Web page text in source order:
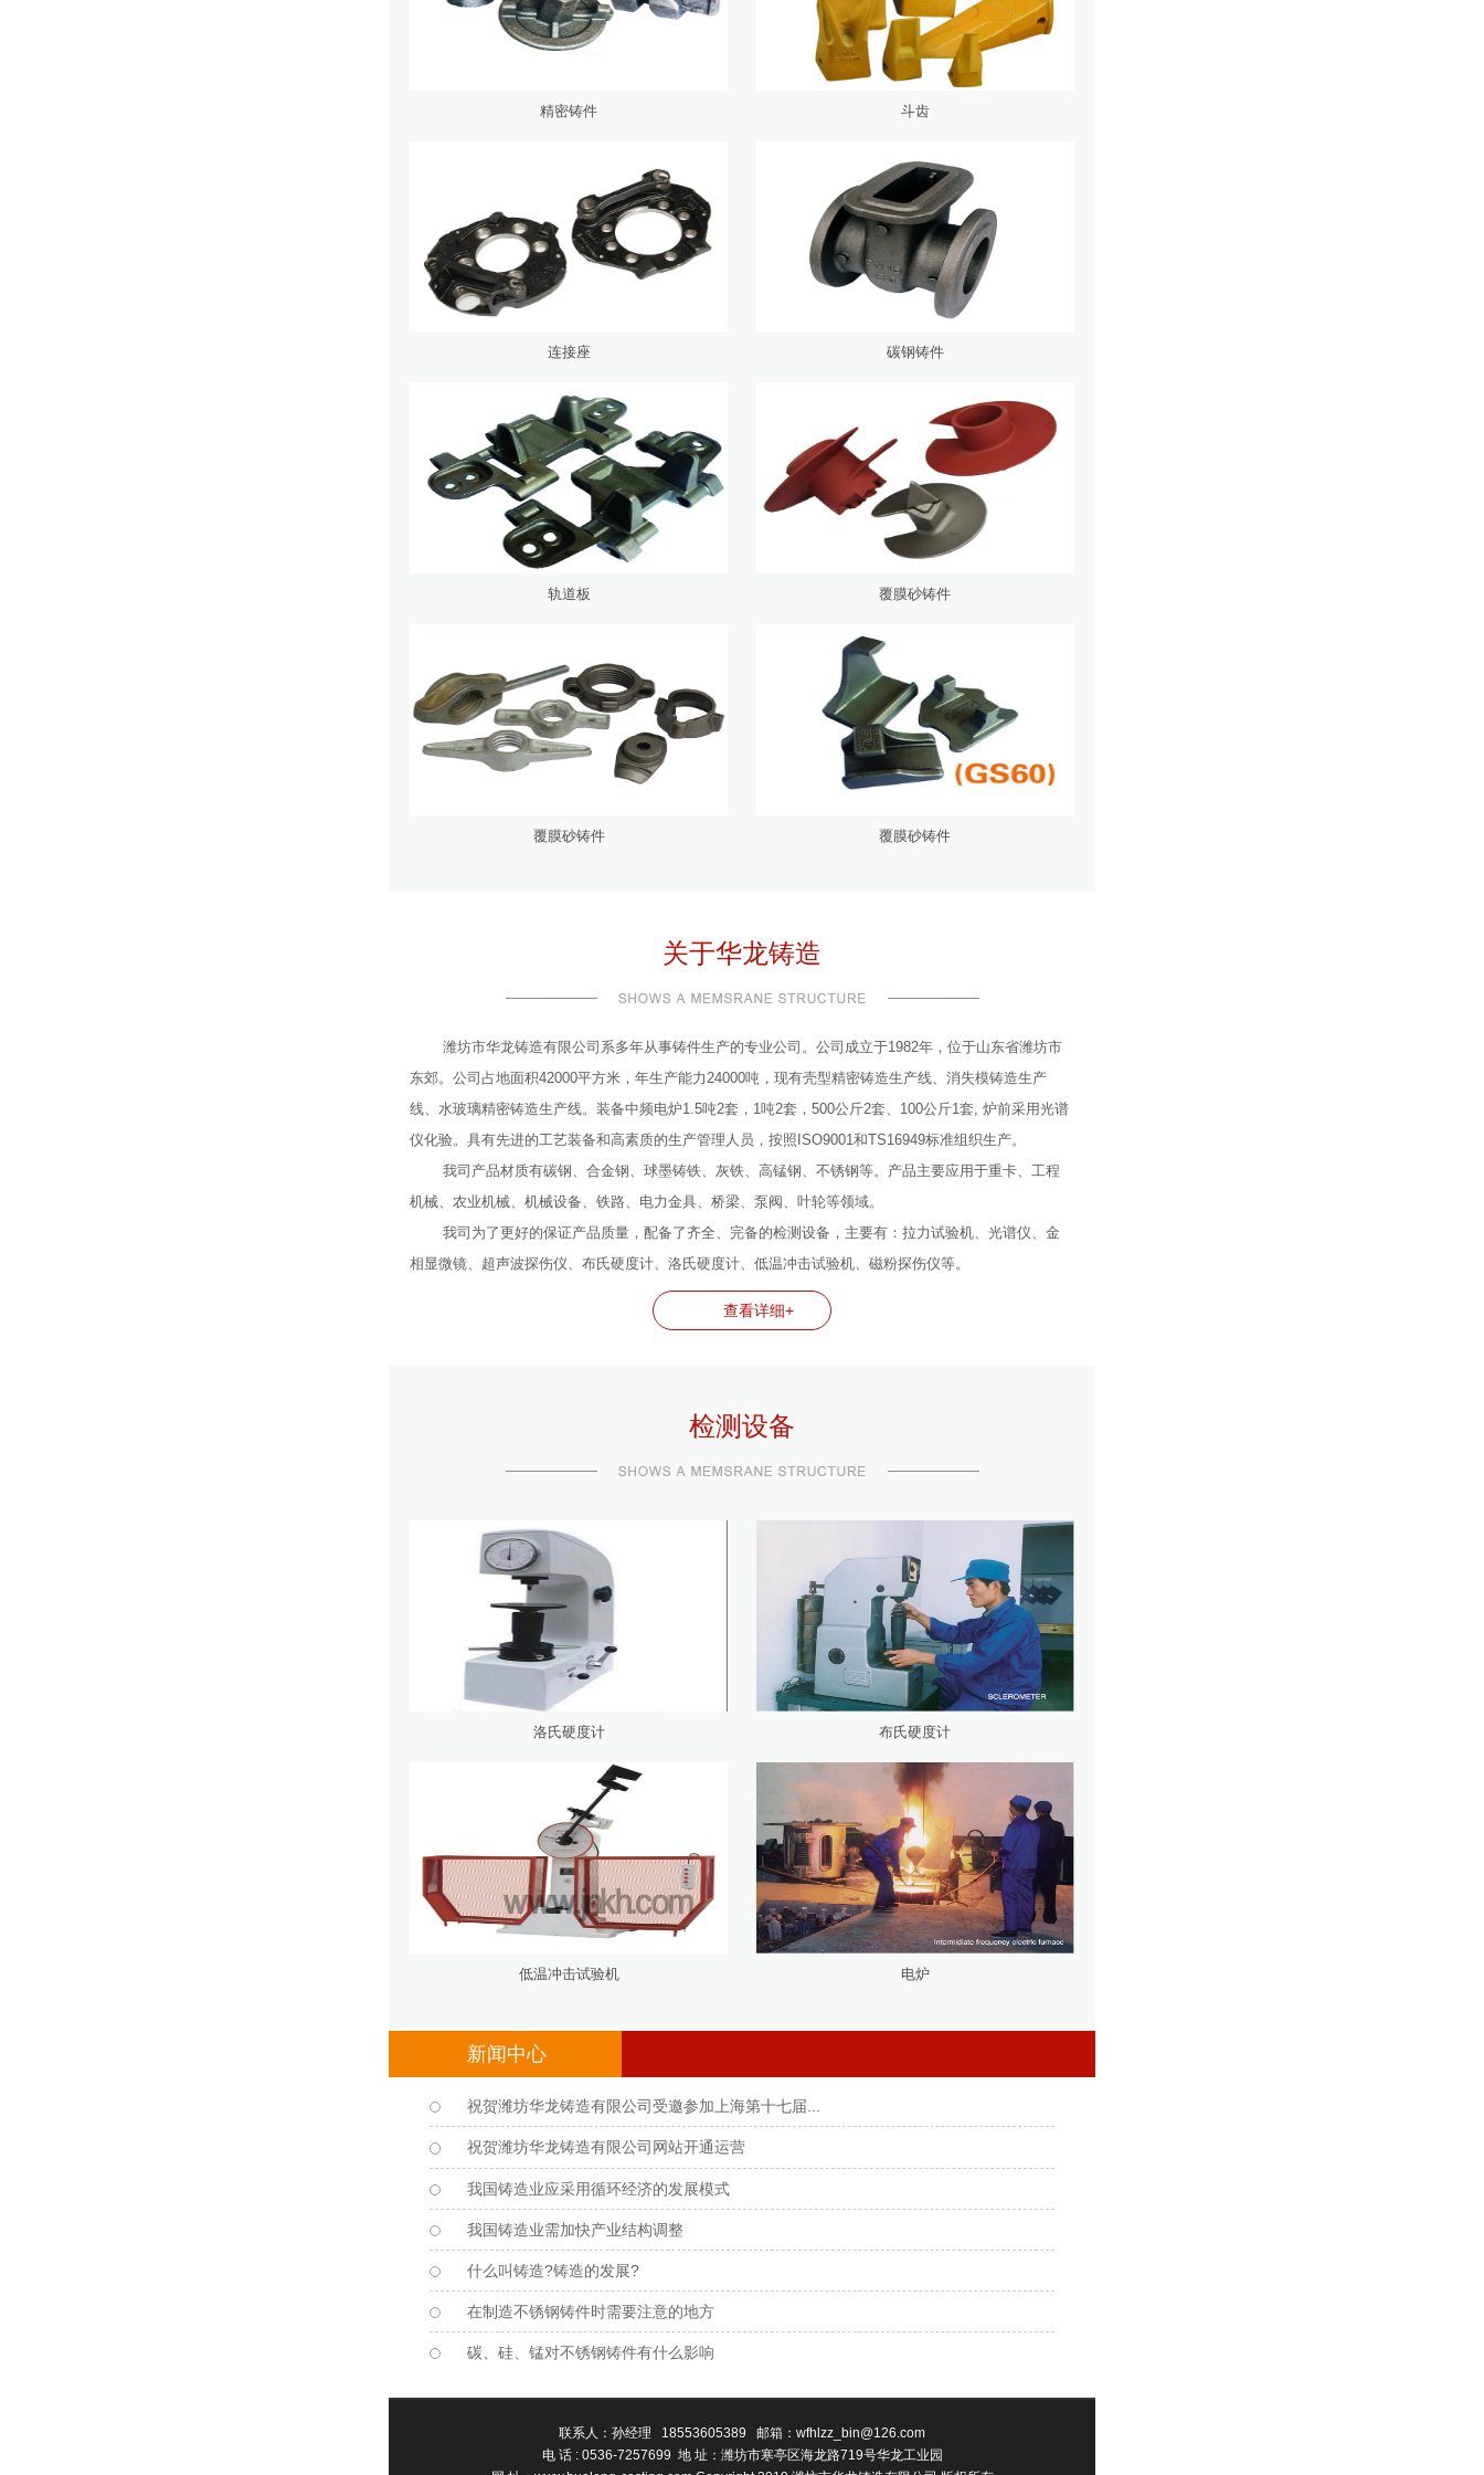
精密铸件 斗齿
连接座 碳钢铸件
轨道板 覆膜砂铸件
覆膜砂铸件 覆膜砂铸件
关于华龙铸造
潍坊市华龙铸造有限公司系多年从事铸件生产的专业公司。公司成立于1982年，位于山东省潍坊市
东郊。公司占地面积42000平方米，年生产能力24000吨，现有壳型精密铸造生产线、消失模铸造生产
线、水玻璃精密铸造生产线。装备中频电炉1.5吨2套，1吨2套，500公斤2套、100公斤1套, 炉前采用光谱
仪化验。具有先进的工艺装备和高素质的生产管理人员，按照ISO9001和TS16949标准组织生产。
我司产品材质有碳钢、合金钢、球墨铸铁、灰铁、高锰钢、不锈钢等。产品主要应用于重卡、工程
机械、农业机械、机械设备、铁路、电力金具、桥梁、泵阀、叶轮等领域。
我司为了更好的保证产品质量，配备了齐全、完备的检测设备，主要有：拉力试验机、光谱仪、金
相显微镜、超声波探伤仪、布氏硬度计、洛氏硬度计、低温冲击试验机、磁粉探伤仪等。
查看详细+
检测设备
洛氏硬度计 布氏硬度计
低温冲击试验机 电炉
新闻中心
祝贺潍坊华龙铸造有限公司受邀参加上海第十七届...
祝贺潍坊华龙铸造有限公司网站开通运营
我国铸造业应采用循环经济的发展模式
我国铸造业需加快产业结构调整
什么叫铸造?铸造的发展?
在制造不锈钢铸件时需要注意的地方
碳、硅、锰对不锈钢铸件有什么影响
联系人：孙经理 18553605389 邮箱：wfhlzz_bin@126.com
电 话 : 0536-7257699 地 址：潍坊市寒亭区海龙路719号华龙工业园